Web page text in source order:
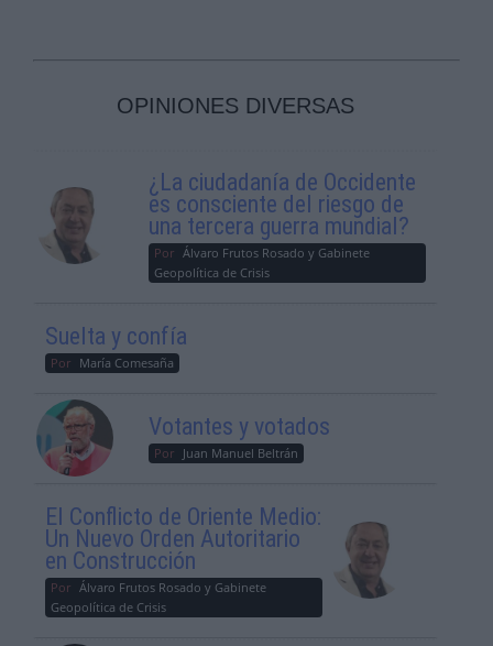
OPINIONES DIVERSAS
¿La ciudadanía de Occidente
es consciente del riesgo de
una tercera guerra mundial?
Por Álvaro Frutos Rosado y Gabinete
Geopolítica de Crisis
Suelta y confía
Por María Comesaña
Votantes y votados
Por Juan Manuel Beltrán
El Conflicto de Oriente Medio:
Un Nuevo Orden Autoritario
en Construcción
Por Álvaro Frutos Rosado y Gabinete
Geopolítica de Crisis